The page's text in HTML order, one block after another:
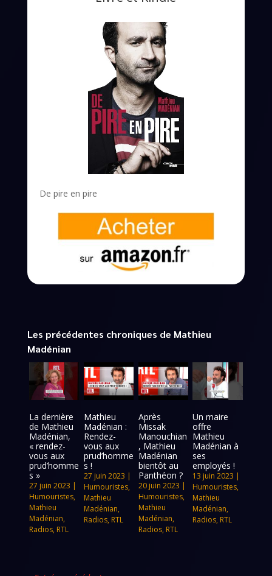
De pire en pire
Les précédentes chroniques de Mathieu
Madénian
La dernière
de Mathieu
Madénian,
« rendez-
vous aux
prud’homme
s »
27 juin 2023 |
Humouristes,
Mathieu
Madénian,
Radios, RTL
Mathieu
Madénian :
Rendez-
vous aux
prud’homme
s !
27 juin 2023 |
Humouristes,
Mathieu
Madénian,
Radios, RTL
Après
Missak
Manouchian
, Mathieu
Madénian
bientôt au
Panthéon ?
20 juin 2023 |
Humouristes,
Mathieu
Madénian,
Radios, RTL
Un maire
offre
Mathieu
Madénian à
ses
employés !
13 juin 2023 |
Humouristes,
Mathieu
Madénian,
Radios, RTL